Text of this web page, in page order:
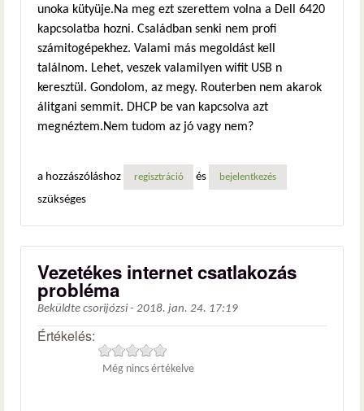
unoka kütyüje.Na meg ezt szerettem volna a Dell 6420
kapcsolatba hozni. Családban senki nem profi
számitogépekhez. Valami más megoldást kell
találnom. Lehet, veszek valamilyen wifit USB n
keresztül. Gondolom, az megy. Routerben nem akarok
álitgani semmit. DHCP be van kapcsolva azt
megnéztem.Nem tudom az jó vagy nem?
a hozzászóláshoz regisztráció és bejelentkezés
szükséges
Vezetékes internet csatlakozás
probléma
Beküldte csorijózsi - 2018. jan. 24. 17:19
Értékelés:
Még nincs értékelve